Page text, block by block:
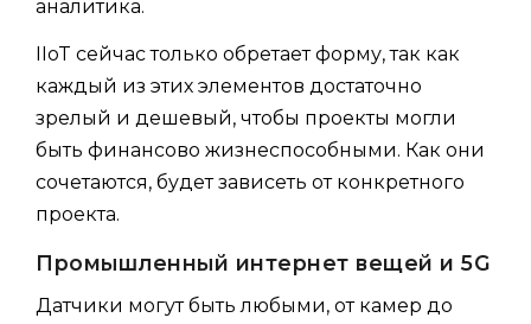
аналитика.
IIoT сейчас только обретает форму, так как
каждый из этих элементов достаточно
зрелый и дешевый, чтобы проекты могли
быть финансово жизнеспособными. Как они
сочетаются, будет зависеть от конкретного
проекта.
Промышленный интернет вещей и 5G
Датчики могут быть любыми, от камер до